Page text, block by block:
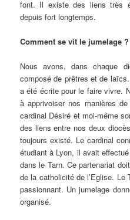
font. Il existe des liens très
depuis fort longtemps.
Comment se vit le jumelage ?
Nous avons, dans chaque
composé de prêtres et de
a été écrite pour le faire vivre.
à apprivoiser nos manières
cardinal Désiré et moi-même
des liens entre nos deux
toujours existé. Le cardinal
étudiant à Lyon, il avait
dans le Tarn. Ce partenariat
de la catholicité de l’Eglise. Le
passionnant. Un jumelage
organisé.